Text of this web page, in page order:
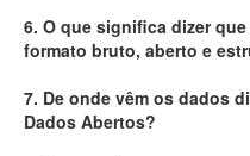
Legislação
Perguntas frequentes
6. O que significa dizer
formato bruto, aberto e
7. De onde vêm os dados
Dados Abertos?